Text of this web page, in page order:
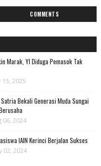
COMMENTS
Marak, YI Diduga Pemasok Tak
15, 2025
Bekali Generasi Muda Sungai
06, 2024
IAIN Kerinci Berjalan Sukses
02, 2024